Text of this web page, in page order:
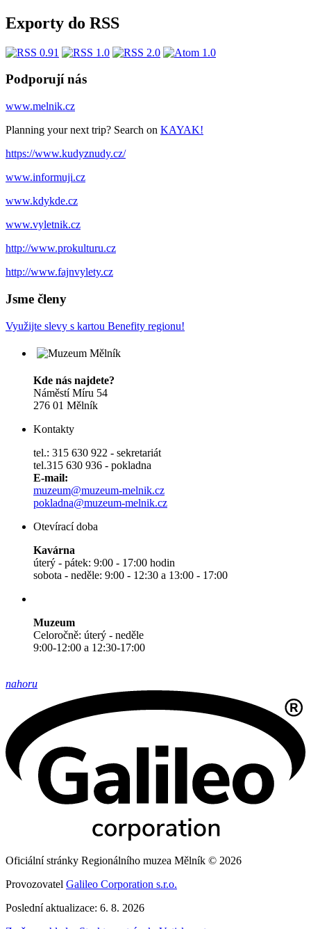
Exporty do RSS
Podporují nás
www.melnik.cz
Planning your next trip? Search on KAYAK!
https://www.kudyznudy.cz/
www.informuji.cz
www.kdykde.cz
www.vyletnik.cz
http://www.prokulturu.cz
http://www.fajnvylety.cz
Jsme členy
Využijte slevy s kartou Benefity regionu!
Kde nás najdete?
Náměstí Míru 54
276 01 Mělník
Kontakty
tel.: 315 630 922 - sekretariát
tel.315 630 936 - pokladna
E-mail:
muzeum@muzeum-melnik.cz
pokladna@muzeum-melnik.cz
Otevírací doba
Kavárna
úterý - pátek: 9:00 - 17:00 hodin
sobota - neděle: 9:00 - 12:30 a 13:00 - 17:00
Muzeum
Celoročně: úterý - neděle
9:00-12:00 a 12:30-17:00
nahoru
Oficiální stránky Regionálního muzea Mělník © 2026
Provozovatel Galileo Corporation s.r.o.
Poslední aktualizace: 6. 8. 2026